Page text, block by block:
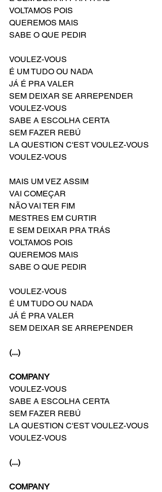
VOLTAMOS POIS
QUEREMOS MAIS
SABE O QUE PEDIR
VOULEZ-VOUS
É UM TUDO OU NADA
JÁ É PRA VALER
SEM DEIXAR SE ARREPENDER
VOULEZ-VOUS
SABE A ESCOLHA CERTA
SEM FAZER REBÚ
LA QUESTION C'EST VOULEZ-VOUS
VOULEZ-VOUS
MAIS UM VEZ ASSIM
VAI COMEÇAR
NÃO VAI TER FIM
MESTRES EM CURTIR
E SEM DEIXAR PRA TRÁS
VOLTAMOS POIS
QUEREMOS MAIS
SABE O QUE PEDIR
VOULEZ-VOUS
É UM TUDO OU NADA
JÁ É PRA VALER
SEM DEIXAR SE ARREPENDER
(...)
COMPANY
VOULEZ-VOUS
SABE A ESCOLHA CERTA
SEM FAZER REBÚ
LA QUESTION C'EST VOULEZ-VOUS
VOULEZ-VOUS
(...)
COMPANY